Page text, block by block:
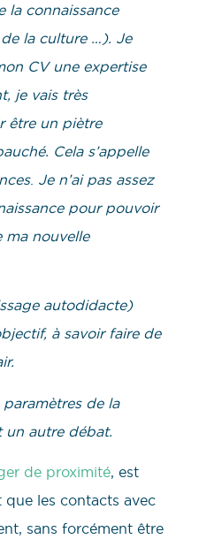
la connaissance
la culture …). Je
CV une expertise
je vais très
être un piètre
Cela s’appelle
. Je n’ai pas assez
pour pouvoir
ma nouvelle
autodidacte)
à savoir faire de
de la
un autre débat.
de proximité, est
les contacts avec
sans forcément être